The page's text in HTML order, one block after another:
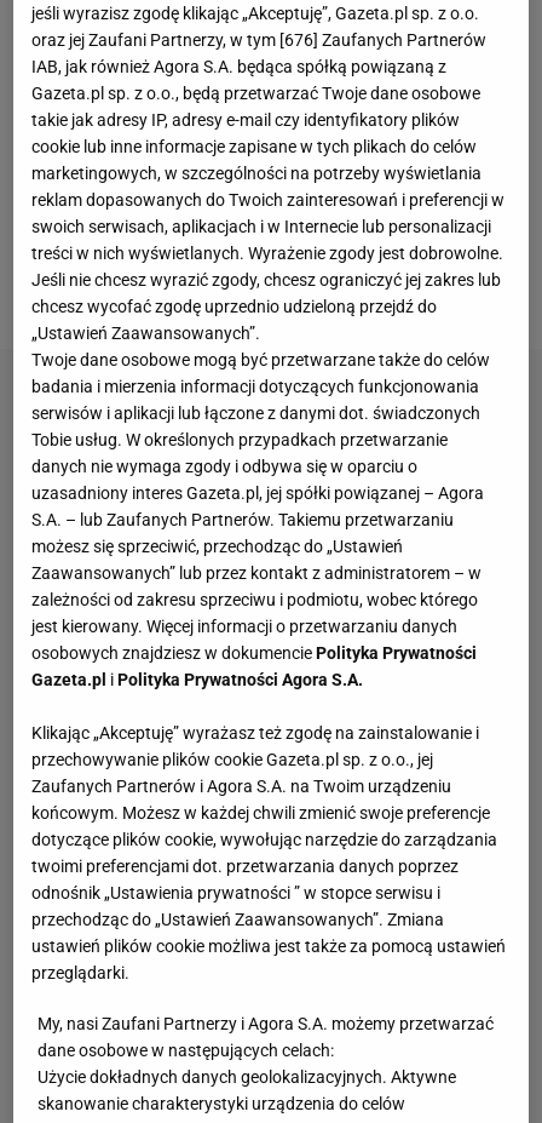
tenisa w Polsce. W tym roku dalikibicomjuż wiele
powodów do radości.Polkawygrała pięć turniejów -
w Dosze, Indian Wells, Madrycie, Rzymie iRoland
Garros. Mniej sukcesów odniósł jej rodak, bo
triumfował tylko w Estoril, ale w wielu imprezach
pokazał się z dobrej strony. Wkrótce Świątek i
Hurkacz mogą dać fanom kolejne powody do
radości. Połączą siły na igrzyskach olimpijskich w
Paryżu i wystąpią w mikście.
jeśli wyrazisz zgodę klikając „Akceptuję”, Gazeta.pl sp. z o.o.
oraz jej Zaufani Partnerzy, w tym [676] Zaufanych Partnerów
IAB, jak również Agora S.A. będąca spółką powiązaną z
Gazeta.pl sp. z o.o., będą przetwarzać Twoje dane osobowe
takie jak adresy IP, adresy e-mail czy identyfikatory plików
cookie lub inne informacje zapisane w tych plikach do celów
marketingowych, w szczególności na potrzeby wyświetlania
reklam dopasowanych do Twoich zainteresowań i preferencji w
swoich serwisach, aplikacjach i w Internecie lub personalizacji
treści w nich wyświetlanych. Wyrażenie zgody jest dobrowolne.
Jeśli nie chcesz wyrazić zgody, chcesz ograniczyć jej zakres lub
chcesz wycofać zgodę uprzednio udzieloną przejdź do
„Ustawień Zaawansowanych”.
Twoje dane osobowe mogą być przetwarzane także do celów
badania i mierzenia informacji dotyczących funkcjonowania
serwisów i aplikacji lub łączone z danymi dot. świadczonych
Tobie usług. W określonych przypadkach przetwarzanie
danych nie wymaga zgody i odbywa się w oparciu o
uzasadniony interes Gazeta.pl, jej spółki powiązanej – Agora
S.A. – lub Zaufanych Partnerów. Takiemu przetwarzaniu
możesz się sprzeciwić, przechodząc do „Ustawień
Zaawansowanych” lub przez kontakt z administratorem – w
zależności od zakresu sprzeciwu i podmiotu, wobec którego
jest kierowany. Więcej informacji o przetwarzaniu danych
osobowych znajdziesz w dokumenciePolityka Prywatności
Gazeta.pl iPolityka Prywatności Agora S.A.
Klikając „Akceptuję” wyrażasz też zgodę na zainstalowanie i
przechowywanie plików cookie Gazeta.pl sp. z o.o., jej
Zaufanych Partnerów i Agora S.A. na Twoim urządzeniu
końcowym. Możesz w każdej chwili zmienić swoje preferencje
dotyczące plików cookie, wywołując narzędzie do zarządzania
twoimi preferencjami dot. przetwarzania danych poprzez
odnośnik „Ustawienia prywatności ” w stopce serwisu i
przechodząc do „Ustawień Zaawansowanych”. Zmiana
ustawień plików cookie możliwa jest także za pomocą ustawień
przeglądarki.
My, nasi Zaufani Partnerzy i Agora S.A. możemy przetwarzać
dane osobowe w następujących celach:
Użycie dokładnych danych geolokalizacyjnych. Aktywne
skanowanie charakterystyki urządzenia do celów